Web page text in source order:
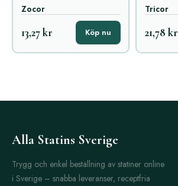
Zocor
13,27 kr Köp nu
Tricor
21,78 kr
Alla Statins Sverige
Trygg och enkel beställning av statiner online
i Sverige – snabba leveranser, receptfria